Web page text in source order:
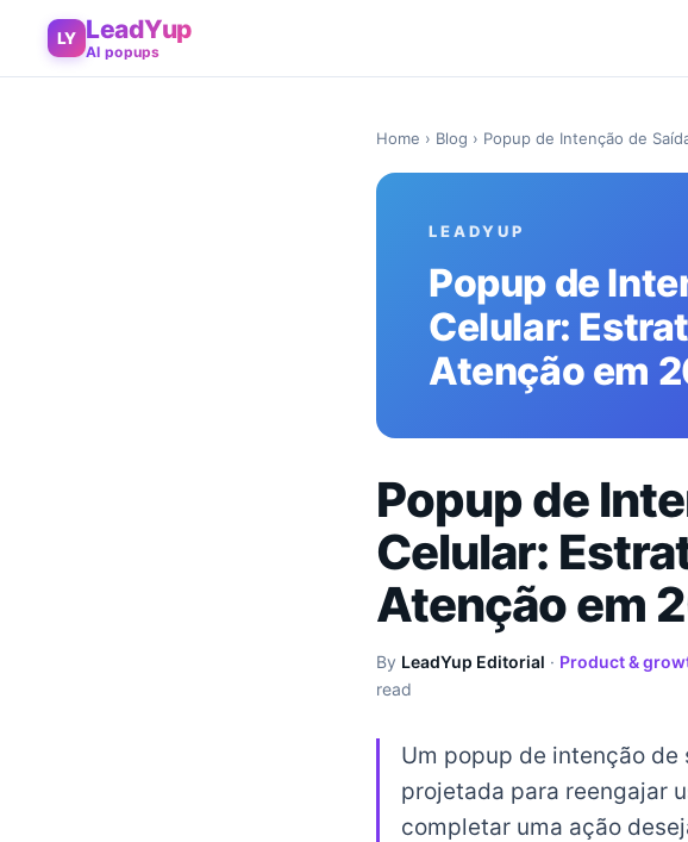
LY LeadYup
AI popups
Home › Blog › Popup de Intenção de
LEADYUP
Popup de
Celular:
Atenção em
Popup de
Celular:
Atenção em
By LeadYup Editorial · Product &
read
Um popup de intenção
projetada para reengajar
completar uma ação